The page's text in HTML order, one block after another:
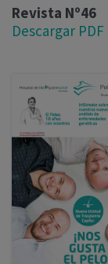
Revista Nº46
Descargar PDF